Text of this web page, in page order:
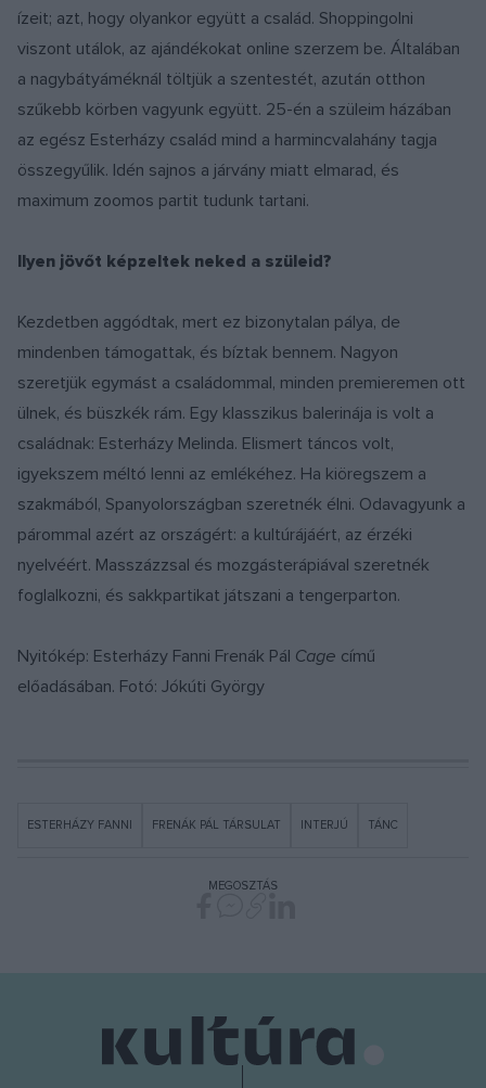
ízeit; azt, hogy olyankor együtt a család. Shoppingolni
viszont utálok, az ajándékokat online szerzem be. Általában
a nagybátyáméknál töltjük a szentestét, azután otthon
szűkebb körben vagyunk együtt. 25-én a szüleim házában
az egész Esterházy család mind a harmincvalahány tagja
összegyűlik. Idén sajnos a járvány miatt elmarad, és
maximum zoomos partit tudunk tartani.
Ilyen jövőt képzeltek neked a szüleid?
Kezdetben aggódtak, mert ez bizonytalan pálya, de
mindenben támogattak, és bíztak bennem. Nagyon
szeretjük egymást a családommal, minden premieremen ott
ülnek, és büszkék rám. Egy klasszikus balerinája is volt a
családnak: Esterházy Melinda. Elismert táncos volt,
igyekszem méltó lenni az emlékéhez. Ha kiöregszem a
szakmából, Spanyolországban szeretnék élni. Odavagyunk a
párommal azért az országért: a kultúrájáért, az érzéki
nyelvéért. Masszázzsal és mozgásterápiával szeretnék
foglalkozni, és sakkpartikat játszani a tengerparton.
Nyitókép: Esterházy Fanni Frenák Pál Cage című
előadásában. Fotó: Jókúti György
ESTERHÁZY FANNI FRENÁK PÁL TÁRSULAT INTERJÚ TÁNC
MEGOSZTÁS